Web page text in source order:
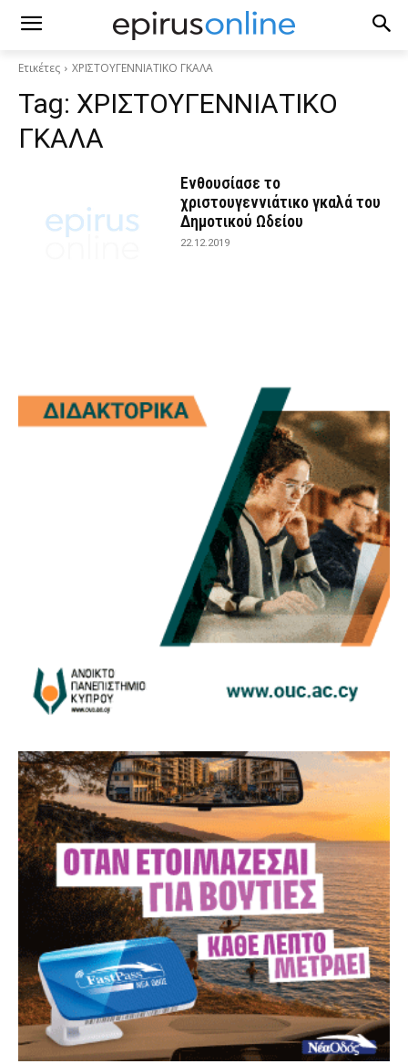
Ετικέτες ΧΡΙΣΤΟΥΓΕΝΝΙΑΤΙΚΟ ΓΚΑΛΑ
Tag: ΧΡΙΣΤΟΥΓΕΝΝΙΑΤΙΚΟ
ΓΚΑΛΑ
Ενθουσίασε το
χριστουγεννιάτικο γκαλά του
Δημοτικού Ωδείου
22.12.2019